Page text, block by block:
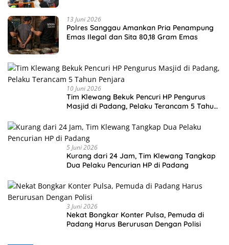
13 Juni 2026
Polres Sanggau Amankan Pria Penampung
Emas Ilegal dan Sita 80,18 Gram Emas
10 Juni 2026
Tim Klewang Bekuk Pencuri HP Pengurus
Masjid di Padang, Pelaku Terancam 5 Tahun
5 Juni 2026
Kurang dari 24 Jam, Tim Klewang Tangkap
Dua Pelaku Pencurian HP di Padang
3 Juni 2026
Nekat Bongkar Konter Pulsa, Pemuda di
Padang Harus Berurusan Dengan Polisi